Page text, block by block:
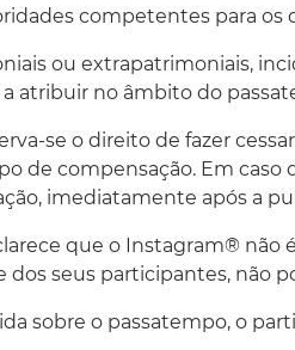
competentes para os
ou extrapatrimoniais,
atribuir no âmbito do
se o direito de fazer
de compensação. Em caso
imediatamente após a
que o Instagram®
dos seus participantes, não
sobre o passatempo, o